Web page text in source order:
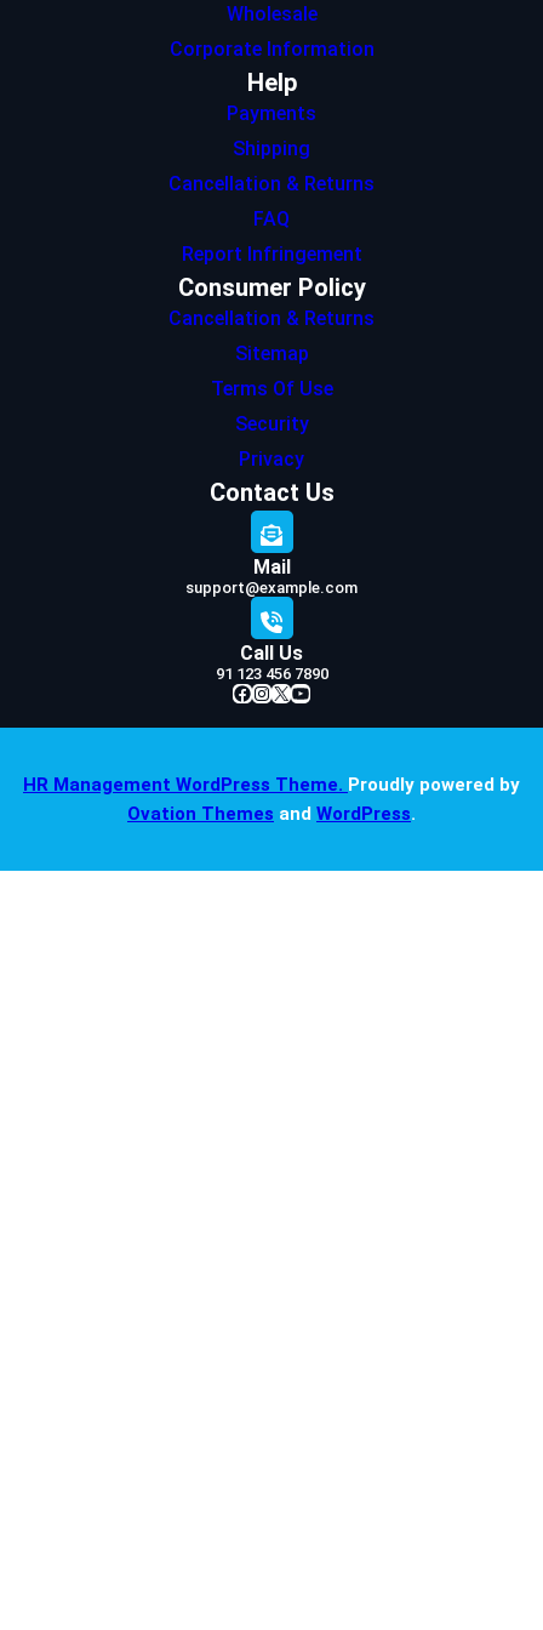
Wholesale
Corporate Information
Help
Payments
Shipping
Cancellation & Returns
FAQ
Report Infringement
Consumer Policy
Cancellation & Returns
Sitemap
Terms Of Use
Security
Privacy
Contact Us
Mail
support@example.com
Call Us
91 123 456 7890
Facebook InstagramX YouTube
HR Management WordPress Theme. Proudly powered by
Ovation Themes and WordPress.